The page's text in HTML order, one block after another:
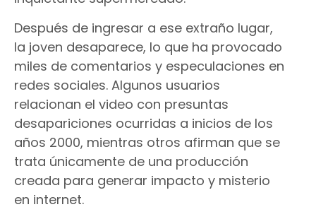
Después de ingresar a ese extraño lugar,
la joven desaparece, lo que ha provocado
miles de comentarios y especulaciones en
redes sociales. Algunos usuarios
relacionan el video con presuntas
desapariciones ocurridas a inicios de los
años 2000, mientras otros afirman que se
trata únicamente de una producción
creada para generar impacto y misterio
en internet.